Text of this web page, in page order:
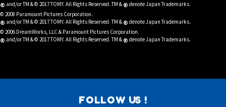
® and/or TM & © 2017 TOMY. All Rights Reserved. TM & ® denote Japan Trademarks.
© 2008 Paramount Pictures Corporation.
® and/or TM & © 2017 TOMY. All Rights Reserved. TM & ® denote Japan Trademarks.
© 2006 DreamWorks, LLC & Paramount Pictures Corporation.
® and/or TM & © 2017 TOMY. All Rights Reserved. TM & ® denote Japan Trademarks.
FOLLOW US !